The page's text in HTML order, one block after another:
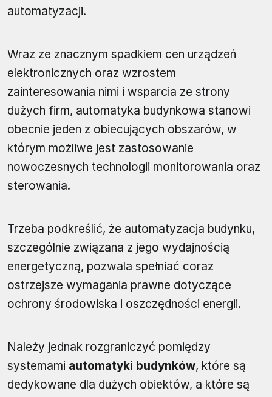
automatyzacji.
Wraz ze znacznym spadkiem cen urządzeń
elektronicznych oraz wzrostem
zainteresowania nimi i wsparcia ze strony
dużych firm, automatyka budynkowa stanowi
obecnie jeden z obiecujących obszarów, w
którym możliwe jest zastosowanie
nowoczesnych technologii monitorowania oraz
sterowania.
Trzeba podkreślić, że automatyzacja budynku,
szczególnie związana z jego wydajnością
energetyczną, pozwala spełniać coraz
ostrzejsze wymagania prawne dotyczące
ochrony środowiska i oszczędności energii.
Należy jednak rozgraniczyć pomiędzy
systemami automatyki budynków, które są
dedykowane dla dużych obiektów, a które są